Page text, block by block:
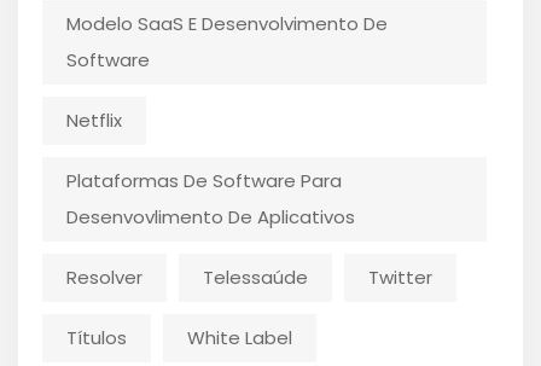
Modelo SaaS E Desenvolvimento De
Software
Netflix
Plataformas De Software Para
Desenvovlimento De Aplicativos
Resolver Telessaúde Twitter
Títulos White Label